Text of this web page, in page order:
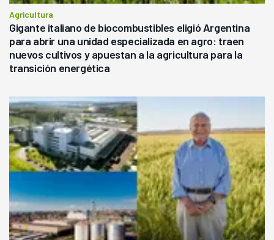
Agricultura
Gigante italiano de biocombustibles eligió Argentina
para abrir una unidad especializada en agro: traen
nuevos cultivos y apuestan a la agricultura para la
transición energética